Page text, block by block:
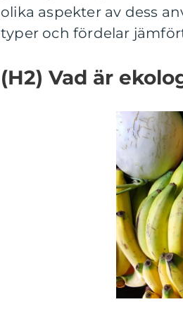
olika aspekter av dess
typer och fördelar
(H2) Vad är